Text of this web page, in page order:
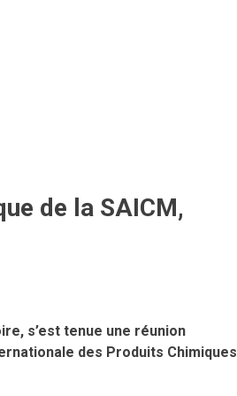
de la SAICM,
s’est tenue une réunion
des Produits Chimiques